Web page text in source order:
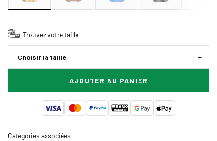
Trouvez votre taille
Choisir la taille
AJOUTER AU PANIER
Catégories associées